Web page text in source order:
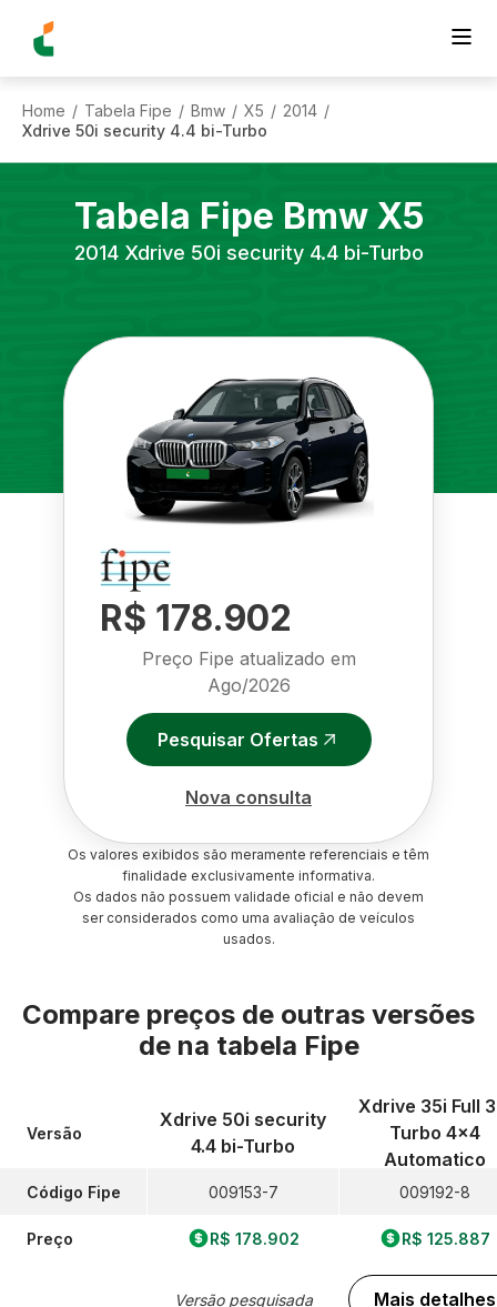
Home / Tabela Fipe / Bmw / X5 / 2014 /
Xdrive 50i security 4.4 bi-Turbo
Tabela Fipe Bmw X5
2014 Xdrive 50i security 4.4 bi-Turbo
R$ 178.902
Preço Fipe atualizado em
Ago/2026
Pesquisar Ofertas
Nova consulta
Os valores exibidos são meramente referenciais e têm
finalidade exclusivamente informativa.
Os dados não possuem validade oficial e não devem
ser considerados como uma avaliação de veículos
usados.
Compare preços de outras versões
de na tabela Fipe
Versão
Código Fipe
Preço
Xdrive 50i security
4.4 bi-Turbo
009153-7
R$ 178.902
Versão pesquisada
Xdrive 35i Full
Turbo 4x4
Automatico
009192-8
R$ 125.887
Mais detalhes